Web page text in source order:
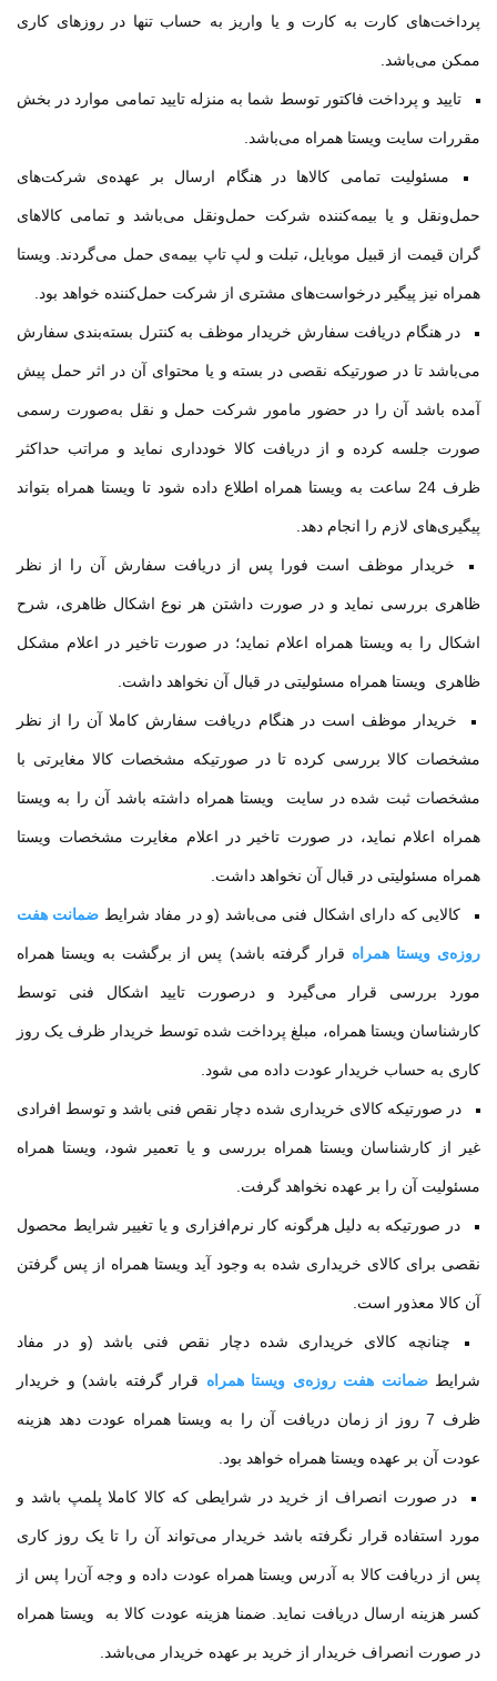
پرداخت‌های کارت به کارت و یا واریز به حساب تنها در روزهای کاری
ممکن می‌باشد.
تایید و پرداخت فاكتور توسط شما به منزله تایید تمامی موارد در بخش
مقررات سایت ویستا همراه می‌باشد.
مسئولیت تمامی كالاها در هنگام ارسال بر عهده‌ی شركت‌های
حمل‌و‌نقل و یا بیمه‌كننده شركت حمل‌و‌نقل می‌باشد و تمامی کالاهای
گران قیمت از قبیل موبایل، تبلت و لپ تاپ بیمه‌ی حمل می‌گردند. ویستا
همراه نیز پیگیر درخواست‌های مشتری از شرکت حمل‌کننده خواهد بود.
در هنگام دریافت سفارش خریدار موظف به کنترل بسته‌بندی سفارش
می‌باشد تا در صورتیکه نقصی در بسته و یا محتوای آن در اثر حمل پیش
آمده باشد آن را در حضور مامور شرکت حمل و نقل به‌صورت رسمی
صورت جلسه کرده و از دریافت کالا خودداری نماید و مراتب حداکثر
ظرف 24 ساعت به ویستا همراه اطلاع داده شود تا ویستا همراه بتواند
پیگیری‌های لازم را انجام دهد.
خریدار موظف است فورا پس از دریافت سفارش آن را از نظر
ظاهری بررسی نماید و در صورت داشتن هر نوع اشکال ظاهری، شرح
اشکال را به ویستا همراه اعلام نماید؛ در صورت تاخیر در اعلام مشکل
ظاهری ویستا همراه مسئولیتی در قبال آن نخواهد داشت.
خریدار موظف است در هنگام دریافت سفارش کاملا آن را از نظر
مشخصات کالا بررسی کرده تا در صورتیکه مشخصات کالا مغایرتی با
مشخصات ثبت شده در سایت ویستا همراه داشته باشد آن را به ویستا
همراه اعلام نماید، در صورت تاخیر در اعلام مغایرت مشخصات ویستا
همراه مسئولیتی در قبال آن نخواهد داشت.
کالایی که دارای اشکال فنی می‌باشد (و در مفاد شرایط ضمانت هفت
روزه‌ی ویستا همراه قرار گرفته باشد) پس از برگشت به ویستا همراه
مورد بررسی قرار می‌گیرد و درصورت تایید اشکال فنی توسط
کارشناسان ویستا همراه، مبلغ پرداخت شده توسط خریدار ظرف یک روز
کاری به حساب خریدار عودت داده می شود.
در صورتیكه كالای خریداری شده دچار نقص فنی باشد و توسط افرادی
غیر از كارشناسان ویستا همراه بررسی و یا تعمیر شود، ویستا همراه
مسئولیت آن را بر عهده نخواهد گرفت.
در صورتیكه به دلیل هرگونه كار نرم‌افزاری و یا تغییر شرایط محصول
نقصی برای كالای خریداری شده به وجود آید ویستا همراه از پس گرفتن
آن كالا معذور است.
چنانچه كالای خریداری شده دچار نقص فنی باشد (و در مفاد
شرایط ضمانت هفت روزه‌ی ویستا همراه قرار گرفته باشد) و خریدار
ظرف 7 روز از زمان دریافت آن را به ویستا همراه عودت دهد هزینه
عودت آن بر عهده ویستا همراه خواهد بود.
در صورت انصراف از خرید در شرایطی که کالا کاملا پلمپ باشد و
مورد استفاده قرار نگرفته باشد خریدار می‌تواند آن را تا یک روز کاری
پس از دریافت کالا به آدرس ویستا همراه عودت داده و وجه آن‌را پس از
کسر هزینه ارسال دریافت نماید. ضمنا هزینه عودت کالا به ویستا همراه
در صورت انصراف خریدار از خرید بر عهده خریدار می‌باشد.